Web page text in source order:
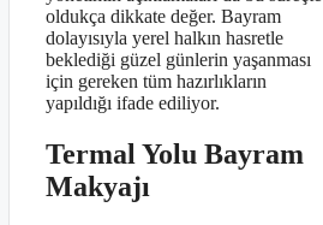
oldukça dikkate değer. Bayram
dolayısıyla yerel halkın hasretle
beklediği güzel günlerin yaşanması
için gereken tüm hazırlıkların
yapıldığı ifade ediliyor.
Termal Yolu Bayram
Makyajı